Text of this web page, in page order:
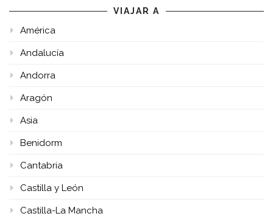
VIAJAR A
América
Andalucía
Andorra
Aragón
Asia
Benidorm
Cantabria
Castilla y León
Castilla-La Mancha